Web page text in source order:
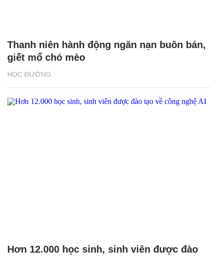
HỌC ĐƯỜNG
Thanh niên hành động ngăn nạn buôn bán,
giết mổ chó mèo
Hơn 12.000 học sinh, sinh viên được đào